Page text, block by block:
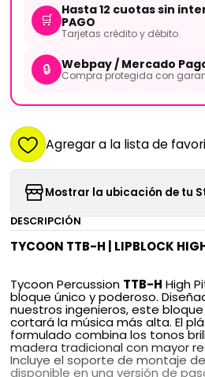
🛒
Hasta 12 cuotas sin
PAGO
Tarjetas crédito y débito.
🔒 Webpay / Mercado
Compra protegida con
Agregar a la lista de
Mostrar la ubicación de tu
DESCRIPCIÓN
TYCOON TTB-H | LIPBLOCK
Tycoon Percussion TTB-H High
bloque único y poderoso.
nuestros ingenieros, este
cortará la música más alta. El
formulado combina los tonos
madera tradicional con mayor
Incluye el soporte de montaje
disponible en una versión de